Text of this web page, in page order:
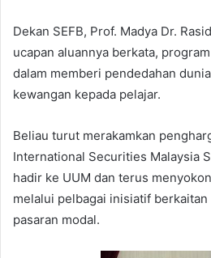
Dekan SEFB, Prof. Madya Dr.
ucapan aluannya berkata,
dalam memberi pendedahan
kewangan kepada pelajar.
Beliau turut merakamkan
International Securities Malaysia
hadir ke UUM dan terus
melalui pelbagai inisiatif
pasaran modal.